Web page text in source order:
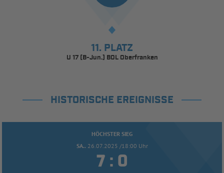
11. PLATZ
U 17 (B-Jun.) BOL Oberfranken
HISTORISCHE EREIGNISSE
HÖCHSTER SIEG
SA.. 26.07.2025 /18:00 Uhr
 : 